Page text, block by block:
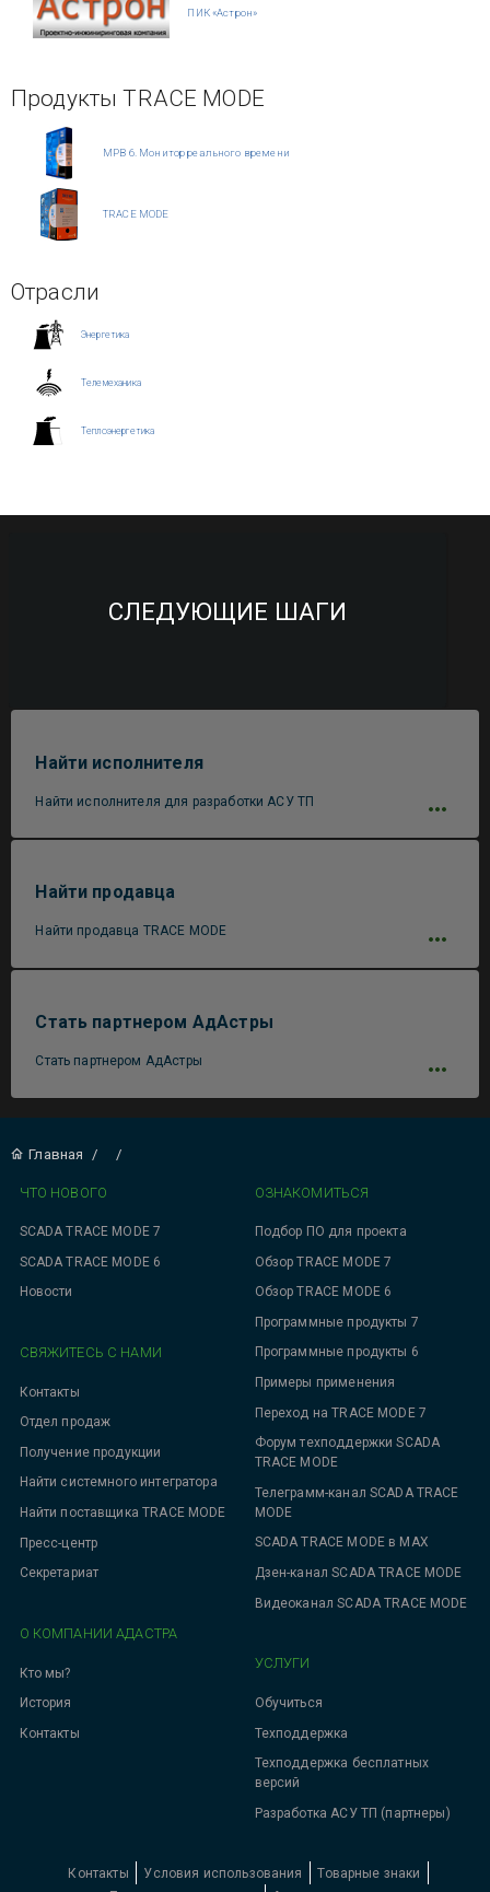
ПИК «Астрон»
Продукты TRACE MODE
МРВ 6. Монитор реального времени
TRACE MODE
Отрасли
Энергетика
Телемеханика
Теплоэнергетика
СЛЕДУЮЩИЕ ШАГИ
Найти исполнителя
Найти исполнителя для разработки АСУ ТП
Найти продавца
Найти продавца TRACE MODE
Стать партнером АдАстры
Стать партнером АдАстры
Главная / /
ЧТО НОВОГО
SCADA TRACE MODE 7
SCADA TRACE MODE 6
Новости
ОЗНАКОМИТЬСЯ
Подбор ПО для проекта
Обзор TRACE MODE 7
Обзор TRACE MODE 6
Программные продукты 7
Программные продукты 6
Примеры применения
Переход на TRACE MODE 7
Форум техподдержки SCADA
TRACE MODE
Телеграмм-канал SCADA TRACE
MODE
SCADA TRACE MODE в MAX
Дзен-канал SCADA TRACE MODE
Видеоканал SCADA TRACE MODE
УСЛУГИ
Обучиться
Техподдержка
Техподдержка бесплатных
версий
Разработка АСУ ТП (партнеры)
СВЯЖИТЕСЬ С НАМИ
Контакты
Отдел продаж
Получение продукции
Найти системного интегратора
Найти поставщика TRACE MODE
Пресс-центр
Секретариат
О КОМПАНИИ АДАСТРА
Кто мы?
История
Контакты
Контакты Условия использования
Товарные знаки